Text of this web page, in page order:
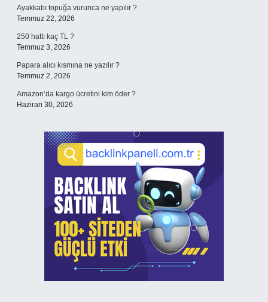
Ayakkabı topuğa vurunca ne yapılır ?
Temmuz 22, 2026
250 hattı kaç TL ?
Temmuz 3, 2026
Papara alıcı kısmına ne yazılır ?
Temmuz 2, 2026
Amazon’da kargo ücretini kim öder ?
Haziran 30, 2026